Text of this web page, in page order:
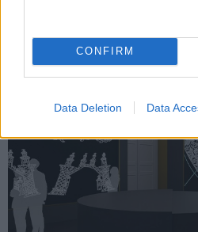
CONFIRM
Data Deletion Data
Iparági hírek